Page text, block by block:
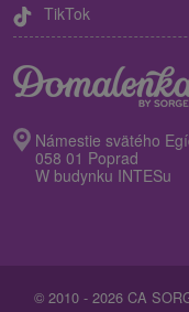
TikTok
Námestie svätého
058 01 Poprad
W budynku INTESu
© 2010 - 2026 CA